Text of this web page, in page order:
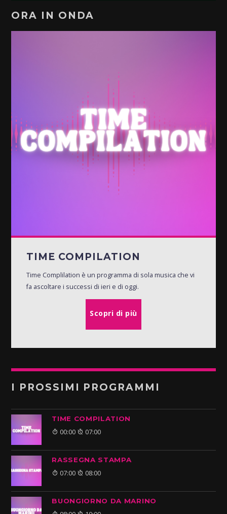
ORA IN ONDA
TIME COMPILATION
Time Complilation è un programma di sola musica che vi
fa ascoltare i successi di ieri e di oggi.
Scopri di più
I PROSSIMI PROGRAMMI
TIME COMPILATION
00:00 07:00
RASSEGNA STAMPA
07:00 08:00
BUONGIORNO DA MARINO